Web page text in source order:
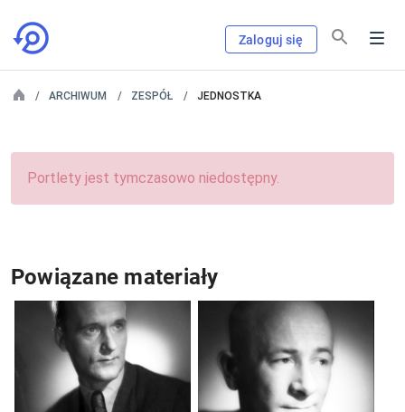
Zaloguj się
ARCHIWUM ZESPÓŁ JEDNOSTKA
Portlety jest tymczasowo niedostępny.
Powiązane materiały